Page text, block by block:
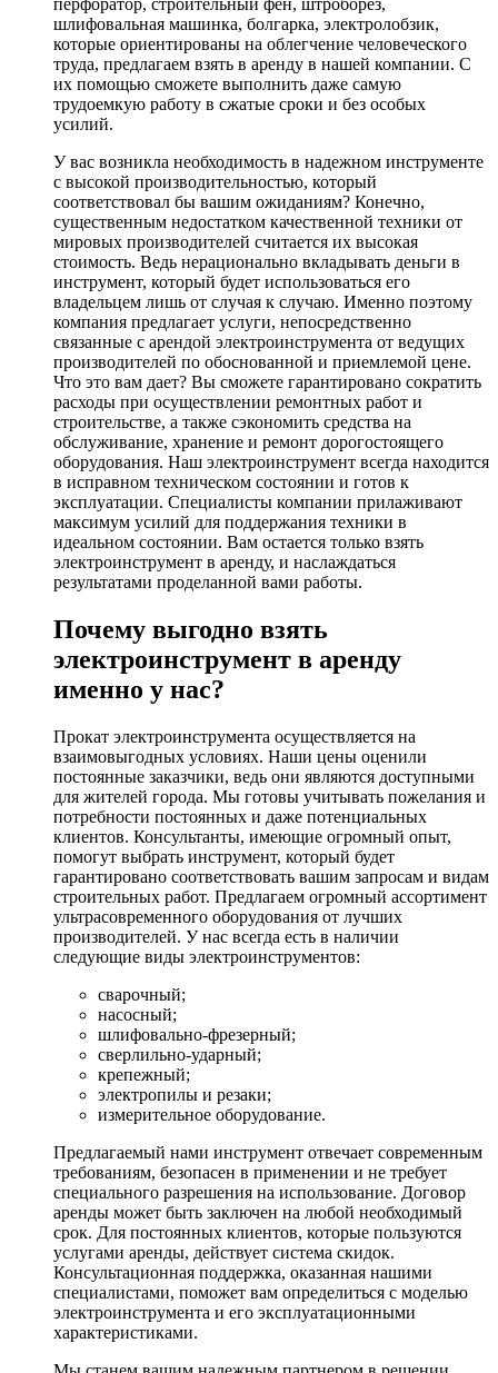
перфоратор, строительный фен, штроборез,
шлифовальная машинка, болгарка, электролобзик,
которые ориентированы на облегчение человеческого
труда, предлагаем взять в аренду в нашей компании. С
их помощью сможете выполнить даже самую
трудоемкую работу в сжатые сроки и без особых
усилий.
У вас возникла необходимость в надежном инструменте
с высокой производительностью, который
соответствовал бы вашим ожиданиям? Конечно,
существенным недостатком качественной техники от
мировых производителей считается их высокая
стоимость. Ведь нерационально вкладывать деньги в
инструмент, который будет использоваться его
владельцем лишь от случая к случаю. Именно поэтому
компания предлагает услуги, непосредственно
связанные с арендой электроинструмента от ведущих
производителей по обоснованной и приемлемой цене.
Что это вам дает? Вы сможете гарантировано сократить
расходы при осуществлении ремонтных работ и
строительстве, а также сэкономить средства на
обслуживание, хранение и ремонт дорогостоящего
оборудования. Наш электроинструмент всегда находится
в исправном техническом состоянии и готов к
эксплуатации. Специалисты компании прилаживают
максимум усилий для поддержания техники в
идеальном состоянии. Вам остается только взять
электроинструмент в аренду, и наслаждаться
результатами проделанной вами работы.
Почему выгодно взять
электроинструмент в аренду
именно у нас?
Прокат электроинструмента осуществляется на
взаимовыгодных условиях. Наши цены оценили
постоянные заказчики, ведь они являются доступными
для жителей города. Мы готовы учитывать пожелания и
потребности постоянных и даже потенциальных
клиентов. Консультанты, имеющие огромный опыт,
помогут выбрать инструмент, который будет
гарантировано соответствовать вашим запросам и видам
строительных работ. Предлагаем огромный ассортимент
ультрасовременного оборудования от лучших
производителей. У нас всегда есть в наличии
следующие виды электроинструментов:
сварочный;
насосный;
шлифовально-фрезерный;
сверлильно-ударный;
крепежный;
электропилы и резаки;
измерительное оборудование.
Предлагаемый нами инструмент отвечает современным
требованиям, безопасен в применении и не требует
специального разрешения на использование. Договор
аренды может быть заключен на любой необходимый
срок. Для постоянных клиентов, которые пользуются
услугами аренды, действует система скидок.
Консультационная поддержка, оказанная нашими
специалистами, поможет вам определиться с моделью
электроинструмента и его эксплуатационными
характеристиками.